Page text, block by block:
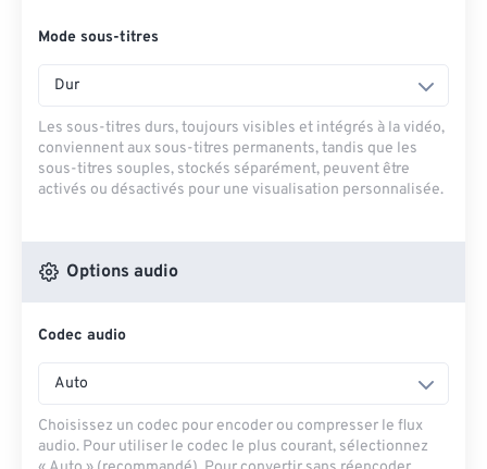
Mode sous-titres
Dur
Les sous-titres durs, toujours visibles et intégrés à la vidéo,
conviennent aux sous-titres permanents, tandis que les
sous-titres souples, stockés séparément, peuvent être
activés ou désactivés pour une visualisation personnalisée.
Options audio
Codec audio
Auto
Choisissez un codec pour encoder ou compresser le flux
audio. Pour utiliser le codec le plus courant, sélectionnez